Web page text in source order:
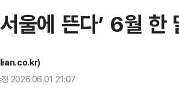
울에 뜬다’ 6월 한
2026.06.01 21:07